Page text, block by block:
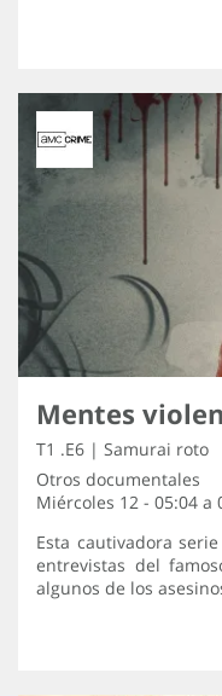
T1 .E6 | Samurai roto
Otros documentales
Miércoles 12 - 05:04 a
Esta cautivadora
entrevistas del
algunos de los